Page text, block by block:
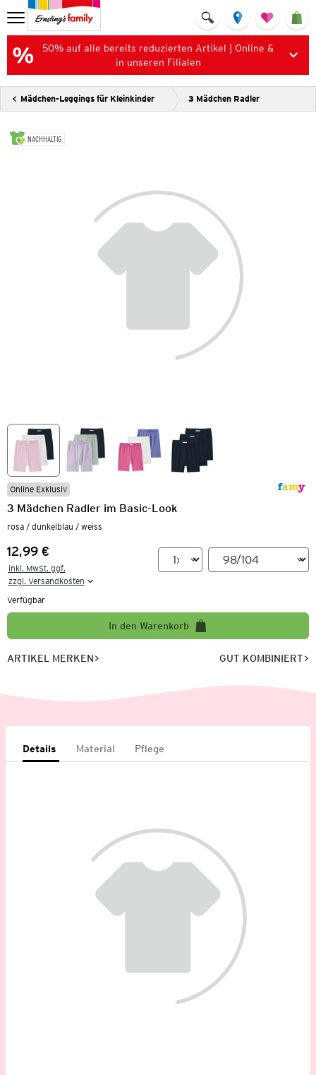
50% auf alle bereits reduzierten Artikel | Online &
in unseren Filialen
Mädchen-Leggings für Kleinkinder 3 Mädchen Radler
NACHHALTIG
Online Exklusiv
3 Mädchen Radler im Basic-Look
rosa / dunkelblau / weiss
Preis:
12,99 €
inkl. MwSt. ggf.
zzgl. Versandkosten
Verfügbar
In den Warenkorb
ARTIKEL MERKEN GUT KOMBINIERT
Details Material Pflege